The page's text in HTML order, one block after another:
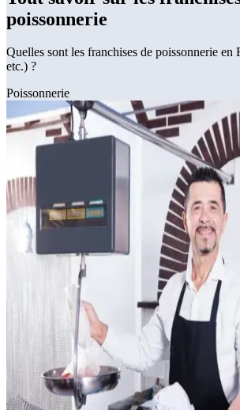
poissonnerie
Quelles sont les franchises de poissonnerie en
etc.) ?
Poissonnerie